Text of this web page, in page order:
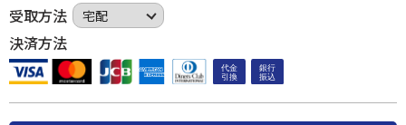
受取方法
決済方法